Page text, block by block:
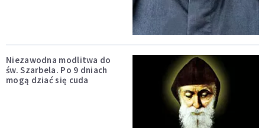
Niezawodna modlitwa do
św. Szarbela. Po 9 dniach
mogą dziać się cuda